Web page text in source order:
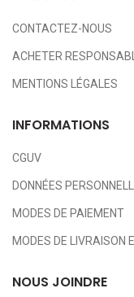
CONTACTEZ-NOUS
ACHETER
MENTIONS LÉGALES
INFORMATIONS
CGUV
DONNÉES
MODES DE PAIEMENT
MODES DE LIVRAISON
NOUS JOINDRE